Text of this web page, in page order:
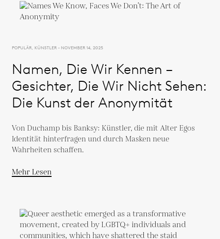
POPULÄR, KÜNSTLER - NOVEMBER 14, 2025
Namen, Die Wir Kennen –
Gesichter, Die Wir Nicht Sehen:
Die Kunst der Anonymität
Von Duchamp bis Banksy: Künstler, die mit Alter Egos
Identität hinterfragen und durch Masken neue
Wahrheiten schaffen.
Mehr Lesen